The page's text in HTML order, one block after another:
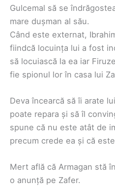
Gulcemal să se
mare dușman al său.
Când este externat,
fiindcă locuința lui a fost
să locuiască la ea iar
fie spionul lor în casa lui
Deva încearcă să îi arate
poate repara și să îl
spune că nu este atât de
precum crede ea și că
Mert află că Armagan stă
o anunță pe Zafer.